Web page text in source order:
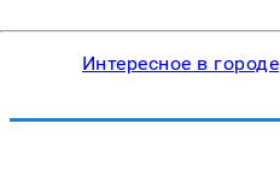
Интересное в городе